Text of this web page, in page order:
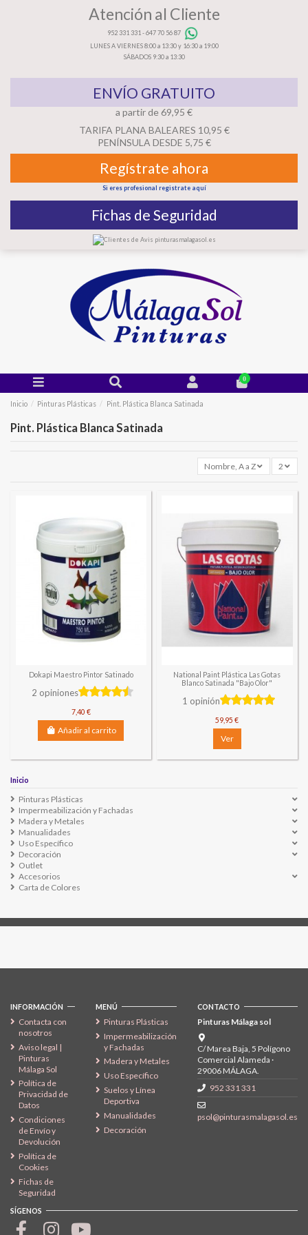
Atención al Cliente
952 331 331 -647 70 56 87
LUNES A VIERNES 8:00 a 13:30 y 16:30 a 19:00
SÁBADOS 9:30 a 13:30
ENVÍO GRATUITO
a partir de 69,95 €
TARIFA PLANA BALEARES 10,95 €
PENÍNSULA DESDE 5,75 €
Regístrate ahora
Si eres profesional registrate aquí
Fichas de Seguridad
0
Inicio Pinturas Plásticas Pint. Plástica Blanca Satinada
Pint. Plástica Blanca Satinada
Nombre, A a Z 2
Dokapi Maestro Pintor Satinado
2 opiniones
7,40 €
Añadir al carrito
National Paint Plástica Las Gotas
Blanco Satinada "Bajo Olor"
1 opinión
59,95 €
Ver
Inicio
Pinturas Plásticas
Impermeabilización y Fachadas
Madera y Metales
Manualidades
Uso Específico
Decoración
Outlet
Accesorios
Carta de Colores
INFORMACIÓN
Contacta con
nosotros
Aviso legal |
Pinturas
Málaga Sol
Política de
Privacidad de
Datos
Condiciones
de Envío y
Devolución
Política de
Cookies
Fichas de
Seguridad
MENÚ
Pinturas Plásticas
Impermeabilización
y Fachadas
Madera y Metales
Uso Específico
Suelos y Línea
Deportiva
Manualidades
Decoración
CONTACTO
Pinturas Málaga sol
C/ Marea Baja, 5 Polígono
Comercial Alameda ·
29006 MÁLAGA.
952 331 331
psol@pinturasmalagasol.es
SÍGENOS